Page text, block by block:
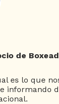
de
es lo que
informando